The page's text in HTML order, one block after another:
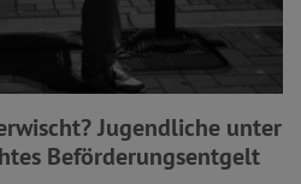
Jugendliche unter
Beförderungsentgelt